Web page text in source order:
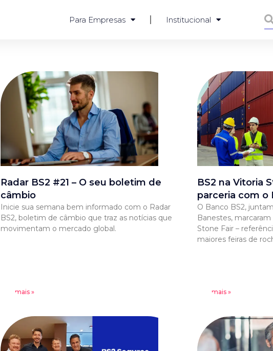
Para Empresas Institucional
Radar BS2 #21 – O seu boletim de
câmbio
Inicie sua semana bem informado com o Radar
BS2, boletim de câmbio que traz as notícias que
movimentam o mercado global.
Leia mais »
BS2 na Vitoria
parceria com o
O Banco BS2,
Banestes,
Stone Fair –
maiores feiras de
Leia mais »